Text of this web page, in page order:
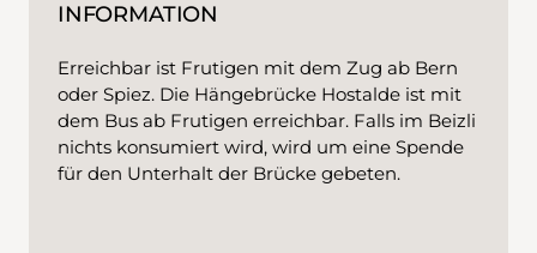
INFORMATION
Erreichbar ist Frutigen mit dem Zug ab Bern
oder Spiez. Die Hängebrücke Hostalde ist mit
dem Bus ab Frutigen erreichbar. Falls im Beizli
nichts konsumiert wird, wird um eine Spende
für den Unterhalt der Brücke gebeten.